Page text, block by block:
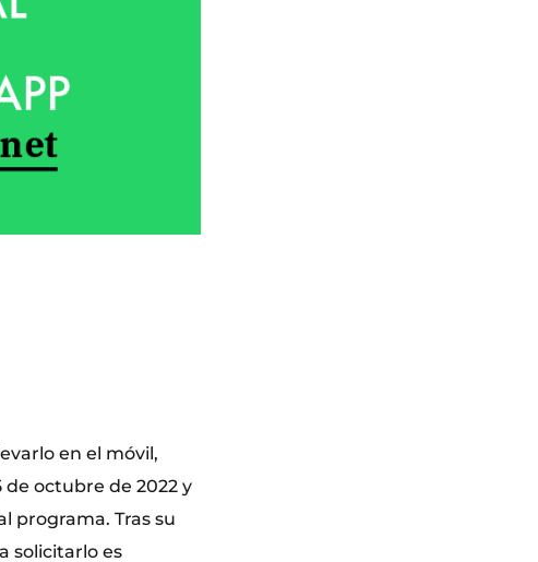
en el móvil,
octubre de 2022 y
programa. Tras su
solicitarlo es